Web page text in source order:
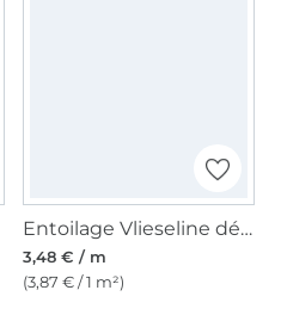
Entoilage Vlieseline déchirable Stickvlies non thermocollant
3,48 € / m
(3,87 € / 1 m²)